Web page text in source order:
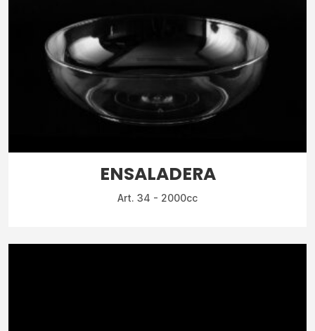
ENSALADERA
Art. 34 - 2000cc